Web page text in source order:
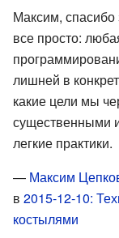
Максим,
все просто:
лишней в
какие цели мы
существенными
легкие практики.
— Максим
в 2015-12-10:
костылями